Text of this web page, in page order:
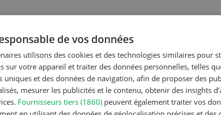
Articles les plus lues
Production
Noms
en
de vos données
utilisons des cookies et des technologies similaires pour
sur votre appareil et traiter des données personnelles, telles
uniques et des données de navigation, afin de proposer des
mesurer les publicités et le contenu, obtenir des insights
Fournisseurs tiers (1860) peuvent également traiter vos